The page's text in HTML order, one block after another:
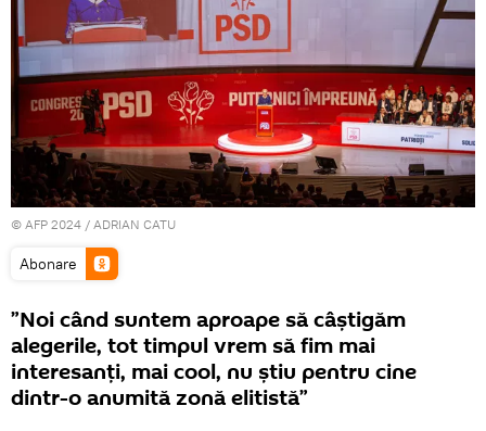
© AFP 2024 / ADRIAN CATU
Abonare
”Noi când suntem aproape să câştigăm
alegerile, tot timpul vrem să fim mai
interesanţi, mai cool, nu ştiu pentru cine
dintr-o anumită zonă elitistă”